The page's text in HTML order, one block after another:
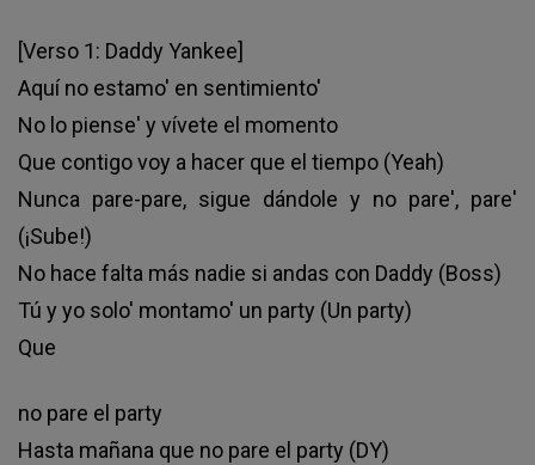
[Verso 1: Daddy Yankee]
Aquí no estamo' en sentimiento'
No lo piense' y vívete el momento
Que contigo voy a hacer que el tiempo (Yeah)
Nunca pare-pare, sigue dándole y no pare', pare'
(¡Sube!)
No hace falta más nadie si andas con Daddy (Boss)
Tú y yo solo' montamo' un party (Un party)
Que
no pare el party
Hasta mañana que no pare el party (DY)